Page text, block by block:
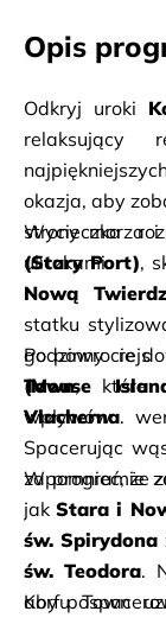
Opis
Odkryj uroki
okazja, aby
strony morza i
uliczkami.
Wycieczka
(Stary Port)
Nową
statku
godzinny
(Mouse
Vlacherna.
Po powrocie
Town, które
wpływów
Spacerując
zapomnieć, że
W programie
jak Stara i
św. Spirydona
św. Teodora.
aby
Korfu Town